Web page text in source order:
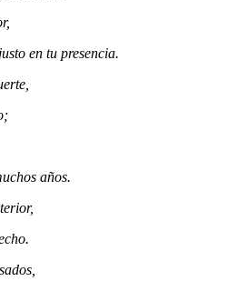
en tu presencia.
años.